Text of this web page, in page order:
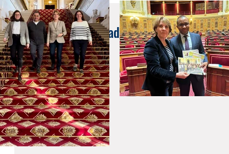
Sénat | Projet webradio au sein du réseau
20 juil. 2023